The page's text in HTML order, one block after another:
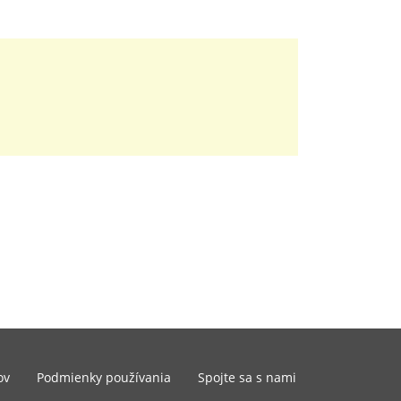
Podmienky používania Spojte sa s nami